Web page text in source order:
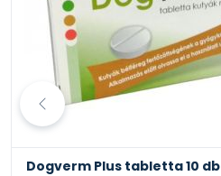
Dogverm Plus tabletta 10 db